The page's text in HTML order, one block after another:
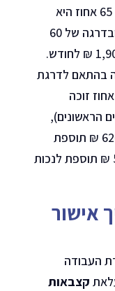
סך של 2,242 ₪ לחודש, בדרגה של 65 אחוז היא
עומדת על סך של 2,027 ₪ לחודש ובדרגה של 60
אחוזים עומדת הקצבה על סך של 1,908 ₪ לחודש.
בהתאם לדרגת
הנכות. נכות מלאה או ברמה של 75 אחוז זוכה
הראשונים),
706 לנכות בשיעור של 74 אחוזים, 620 ₪ תוספת
לנכות בשיעור של 65 אחוזים ו – 572 ₪ תוספת לנכות
אישור
העבודה
קצבאות